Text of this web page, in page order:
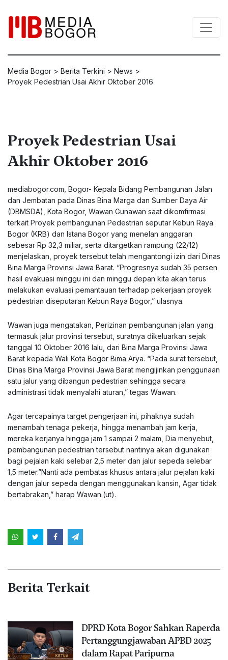
Media Bogor > Berita Terkini > News >
Proyek Pedestrian Usai Akhir Oktober 2016
Proyek Pedestrian Usai
Akhir Oktober 2016
mediabogor.com , Bogor- Kepala Bidang Pembangunan Jalan
dan Jembatan pada Dinas Bina Marga dan Sumber Daya Air
(DBMSDA), Kota Bogor, Wawan Gunawan saat dikomfirmasi
terkait Proyek pembangunan Pedestrian seputar Kebun Raya
Bogor (KRB) dan Istana Bogor yang menelan anggaran
sebesar Rp 32,3 miliar, serta ditargetkan rampung (22/12)
menjelaskan, proyek tersebut telah mengantongi izin dari Dinas
Bina Marga Provinsi Jawa Barat. “Progresnya sudah 35 persen
hasil evakuasi minggu ini dan minggu depan kita akan terus
melakukan evaluasi pemantauan terhadap pekerjaan proyek
pedestrian diseputaran Kebun Raya Bogor,” ulasnya.
Wawan juga mengatakan, Perizinan pembangunan jalan yang
termasuk jalur provinsi tersebut, suratnya dikeluarkan sejak
tanggal 10 Oktober 2016 lalu, dari Bina Marga Provinsi Jawa
Barat kepada Wali Kota Bogor Bima Arya. “Pada surat tersebut,
Dinas Bina Marga Provinsi Jawa Barat mengijinkan penggunaan
satu jalur yang dibangun pedestrian sehingga secara
administrasi tidak menyalahi aturan,” tegas Wawan.
Agar tercapainya target pengerjaan ini, pihaknya sudah
menambah tenaga pekerja, hingga menambah jam kerja,
mereka kerjanya hingga jam 1 sampai 2 malam, Dia menyebut,
pembangunan pedestrian tersebut nantinya akan digunakan
bagi pejalan kaki selebar 2,5 meter dan jalur sepeda selebar
1,5 meter.”Nanti ada pembatas khusus antara jalur pejalan kaki
dengan jalur sepeda dengan menggunakan kansin, Agar tidak
bertabrakan,” harap Wawan.(ut).
Berita Terkait
DPRD Kota Bogor Sahkan Raperda
Pertanggungjawaban APBD 2025
dalam Rapat Paripurna